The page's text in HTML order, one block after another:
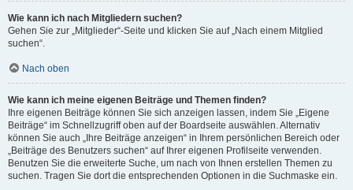
Wie kann ich nach Mitgliedern suchen?
Gehen Sie zur „Mitglieder“-Seite und klicken Sie auf „Nach einem Mitglied
suchen“.
Nach oben
Wie kann ich meine eigenen Beiträge und Themen finden?
Ihre eigenen Beiträge können Sie sich anzeigen lassen, indem Sie „Eigene
Beiträge“ im Schnellzugriff oben auf der Boardseite auswählen. Alternativ
können Sie auch „Ihre Beiträge anzeigen“ in Ihrem persönlichen Bereich oder
„Beiträge des Benutzers suchen“ auf Ihrer eigenen Profilseite verwenden.
Benutzen Sie die erweiterte Suche, um nach von Ihnen erstellen Themen zu
suchen. Tragen Sie dort die entsprechenden Optionen in die Suchmaske ein.